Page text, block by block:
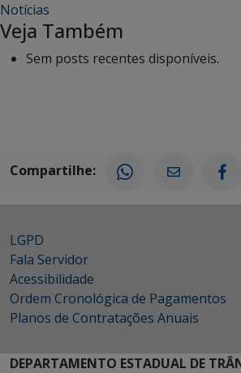
Notícias
Veja Também
Sem posts recentes disponíveis.
Compartilhe:
LGPD
Fala Servidor
Acessibilidade
Ordem Cronológica de Pagamentos
Planos de Contratações Anuais
DEPARTAMENTO ESTADUAL DE